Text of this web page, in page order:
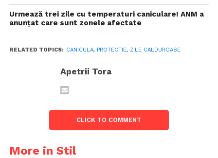
Urmează trei zile cu temperaturi caniculare! ANM a
anunțat care sunt zonele afectate
RELATED TOPICS: CANICULA, PROTECTIE, ZILE CALDUROASE
Apetrii Tora
CLICK TO COMMENT
More in Stil